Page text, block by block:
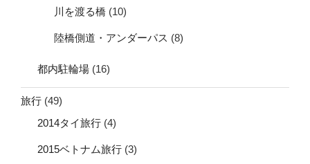
川を渡る橋 (10)
陸橋側道・アンダーパス (8)
都内駐輪場 (16)
旅行 (49)
2014タイ旅行 (4)
2015ベトナム旅行 (3)